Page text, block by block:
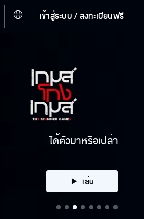
เข้าสู่ระบบ / ลงทะเบียนฟรี
ได้ตัวมาหรือเปล่า
เล่น